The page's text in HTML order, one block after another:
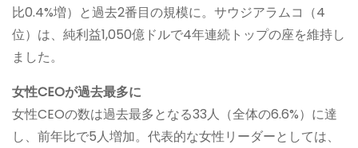
比0.4%増）と過去2番目の規模に。サウジアラムコ（4
位）は、純利益1,050億ドルで4年連続トップの座を維持し
ました。
女性CEOが過去最多に
女性CEOの数は過去最多となる33人（全体の6.6%）に達
し、前年比で5人増加。代表的な女性リーダーとしては、